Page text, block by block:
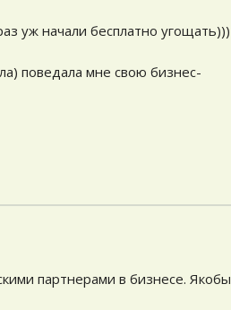
уж начали бесплатно угощать)))
поведала мне свою бизнес-
партнерами в бизнесе. Якобы